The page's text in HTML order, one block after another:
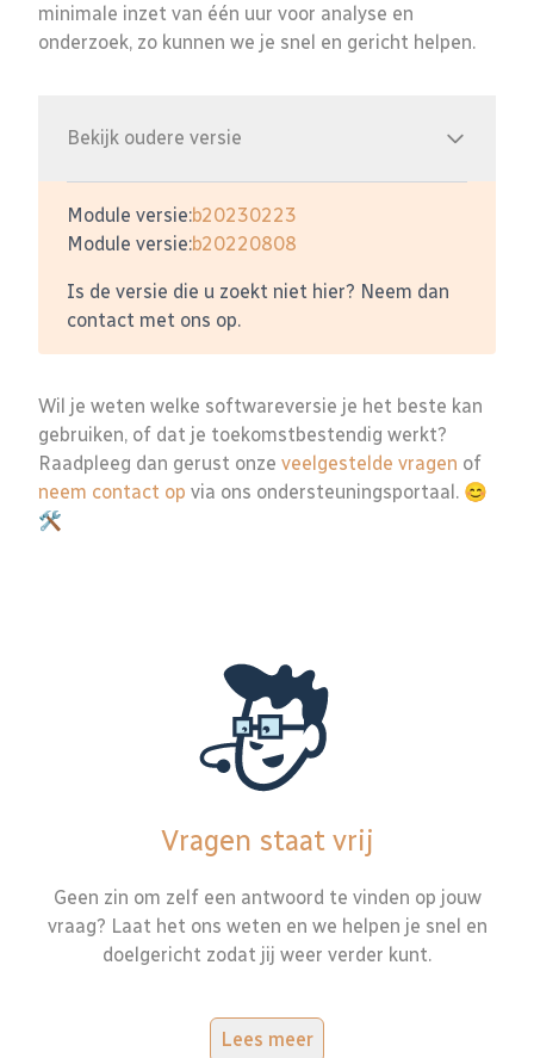
minimale inzet van één uur voor analyse en
onderzoek, zo kunnen we je snel en gericht helpen.
Bekijk oudere versie
Module versie:b20230223
Module versie:b20220808
Is de versie die u zoekt niet hier? Neem dan
contact met ons op.
Wil je weten welke softwareversie je het beste kan
gebruiken, of dat je toekomstbestendig werkt?
Raadpleeg dan gerust onze veelgestelde vragen of
neem contact op via ons ondersteuningsportaal. 😊
🛠️
Vragen staat vrij
Geen zin om zelf een antwoord te vinden op jouw
vraag? Laat het ons weten en we helpen je snel en
doelgericht zodat jij weer verder kunt.
Lees meer